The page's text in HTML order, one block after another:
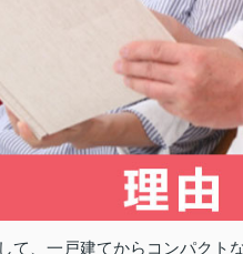
て、一戸建てからコンパクト